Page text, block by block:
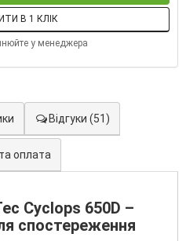
В 1 КЛІК
у менеджера
Відгуки (51)
оплата
Cyclops 650D –
спостереження